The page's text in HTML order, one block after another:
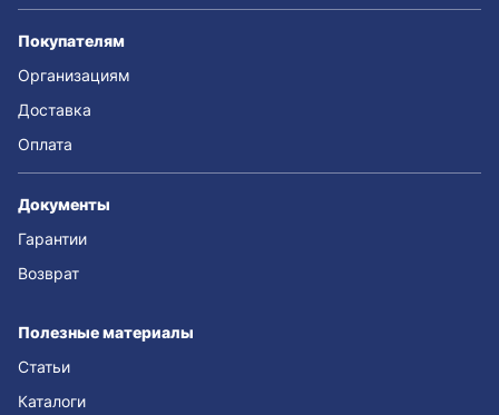
Покупателям
Организациям
Доставка
Оплата
Документы
Гарантии
Возврат
Полезные материалы
Статьи
Каталоги